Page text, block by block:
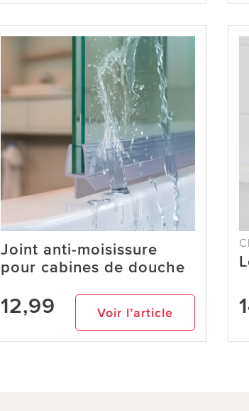
Joint anti-moisissure
pour cabines de douche
12,99 Voir l’article